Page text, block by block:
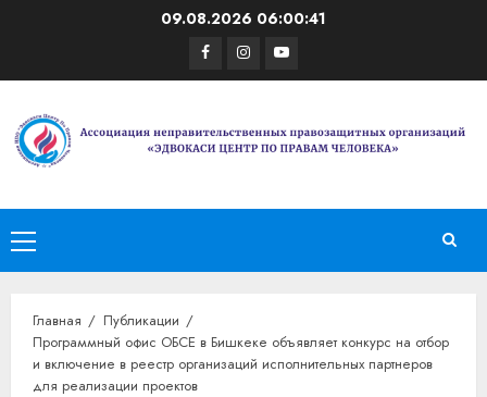
09.08.2026 06:00:41
Facebook
Instagram
Youtube
Основное
меню
Главная
Публикации
Программный офис ОБСЕ в Бишкеке объявляет конкурс на отбор
и включение в реестр организаций исполнительных партнеров
для реализации проектов